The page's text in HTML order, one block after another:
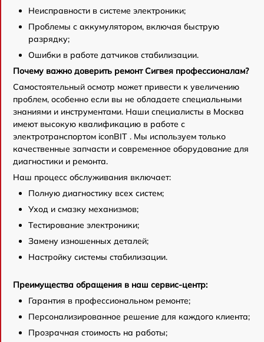
Неисправности в системе электроники;
Проблемы с аккумулятором, включая быструю
разрядку;
Ошибки в работе датчиков стабилизации.
Почему важно доверить ремонт Сигвея профессионалам?
Самостоятельный осмотр может привести к увеличению
проблем, особенно если вы не обладаете специальными
знаниями и инструментами. Наши специалисты в Москва
имеют высокую квалификацию в работе с
электротранспортом iconBIT . Мы используем только
качественные запчасти и современное оборудование для
диагностики и ремонта.
Наш процесс обслуживания включает:
Полную диагностику всех систем;
Уход и смазку механизмов;
Тестирование электроники;
Замену изношенных деталей;
Настройку системы стабилизации.
Преимущества обращения в наш сервис-центр:
Гарантия в профессиональном ремонте;
Персонализированное решение для каждого клиента;
Прозрачная стоимость на работы;